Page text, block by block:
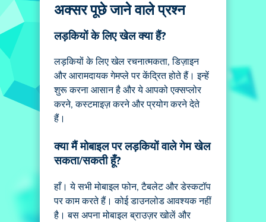
अक्सर पूछे जाने वाले प्रश्न
लड़कियों के लिए खेल क्या हैं?
लड़कियों के लिए खेल रचनात्मकता, डिज़ाइन
और आरामदायक गेमप्ले पर केंद्रित होते हैं। इन्हें
शुरू करना आसान है और ये आपको एक्सप्लोर
करने, कस्टमाइज़ करने और प्रयोग करने देते
हैं।
क्या मैं मोबाइल पर लड़कियों वाले गेम खेल
सकता/सकती हूँ?
हाँ। ये सभी मोबाइल फोन, टैबलेट और डेस्कटॉप
पर काम करते हैं। कोई डाउनलोड आवश्यक नहीं
है। बस अपना मोबाइल ब्राउज़र खोलें और